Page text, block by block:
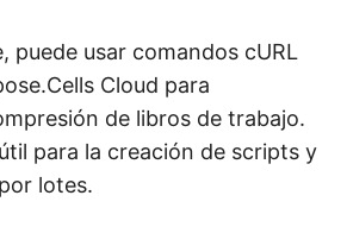
puede usar comandos cURL
Cloud para
de libros de trabajo.
para la creación de scripts y
lotes.